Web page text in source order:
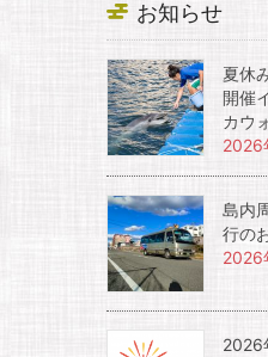
お知らせ
夏休
開催
カウ
2026
島内
行の
2026
2026